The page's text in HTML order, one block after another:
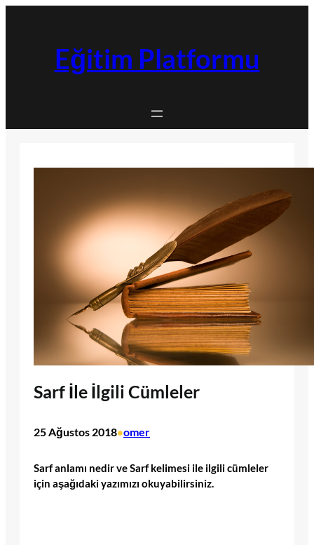
Eğitim Platformu
Sarf İle İlgili Cümleler
25 Ağustos 2018•omer
Sarf anlamı nedir ve Sarf kelimesi ile ilgili cümleler
için aşağıdaki yazımızı okuyabilirsiniz.